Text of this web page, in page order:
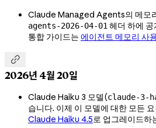
Claude Managed Agents의 메모
agents-2026-04-01 헤더 하에 공
통합 가이드는 에이전트 메모리 사

2026년 4월 20일
Claude Haiku 3 모델(claude-3-
습니다. 이제 이 모델에 대한 모든
Claude Haiku 4.5로 업그레이드하